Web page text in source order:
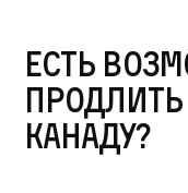
Есть
Канаду?